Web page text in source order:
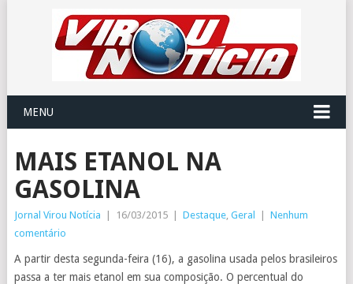
MENU
MAIS ETANOL NA
GASOLINA
Jornal Virou Notícia 16/03/2015 Destaque, Geral
Nenhum
comentário
A partir desta segunda-feira (16), a gasolina usada pelos brasileiros
passa a ter mais etanol em sua composição. O percentual do